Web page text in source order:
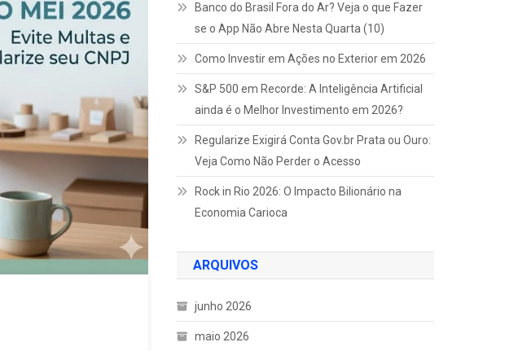
Banco do Brasil Fora do Ar? Veja o que Fazer
se o App Não Abre Nesta Quarta (10)
Como Investir em Ações no Exterior em 2026
S&P 500 em Recorde: A Inteligência Artificial
ainda é o Melhor Investimento em 2026?
Regularize Exigirá Conta Gov.br Prata ou Ouro:
Veja Como Não Perder o Acesso
Rock in Rio 2026: O Impacto Bilionário na
Economia Carioca
ARQUIVOS
junho 2026
maio 2026